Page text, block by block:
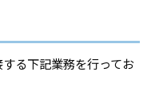
る下記業務を行ってお